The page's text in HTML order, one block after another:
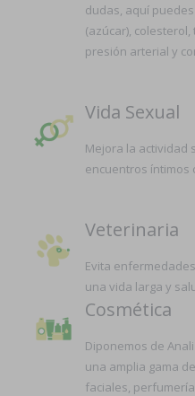
dudas, aquí
(azúcar),
presión arterial y
Vida Sexual
Mejora la actividad
encuentros íntimos
Veterinaria
Evita
una vida larga y
Cosmética
Diponemos de
una amplia gama
faciales,